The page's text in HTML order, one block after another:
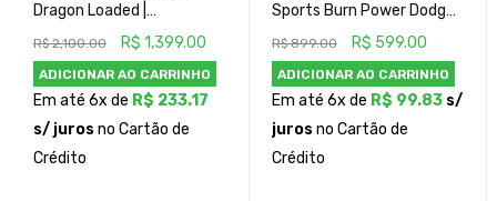
Dragon Loaded |
Desbloqueado TSOP Flash
+ Cerbios | 2 Controles (1
Original + 1 Paralelo)
R$2,100.00 R$ 1,399.00
ADICIONAR AO CARRINHO
Em até 6x de R$ 233.17
s/ juros no Cartão de
Crédito
Sports Burn Power Dodge
R$899.00 R$ 599.00
ADICIONAR AO CARRINHO
Em até 6x de R$ 99.83 s/
juros no Cartão de
Crédito